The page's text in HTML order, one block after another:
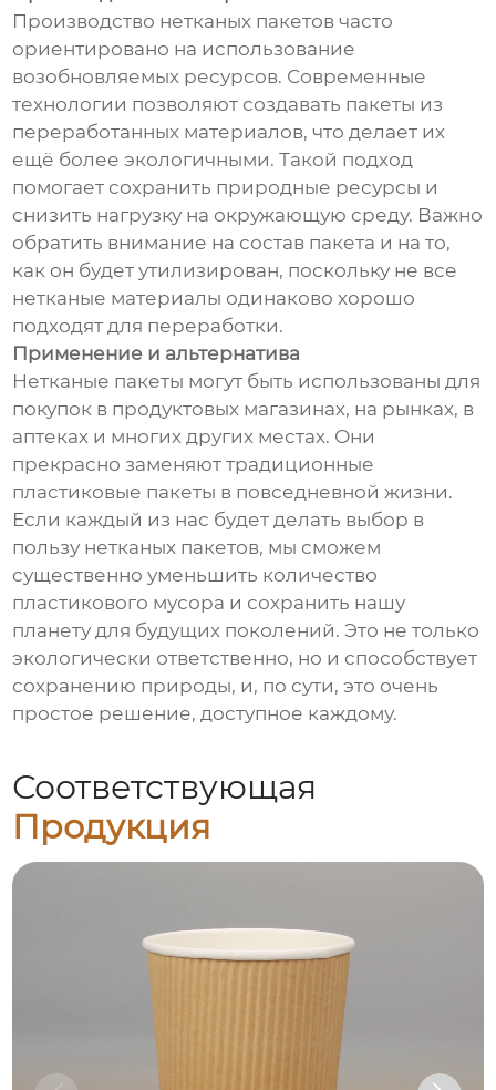
Производство нетканых пакетов часто
ориентировано на использование
возобновляемых ресурсов. Современные
технологии позволяют создавать пакеты из
переработанных материалов, что делает их
ещё более экологичными. Такой подход
помогает сохранить природные ресурсы и
снизить нагрузку на окружающую среду. Важно
обратить внимание на состав пакета и на то,
как он будет утилизирован, поскольку не все
нетканые материалы одинаково хорошо
подходят для переработки.
Применение и альтернатива
Нетканые пакеты могут быть использованы для
покупок в продуктовых магазинах, на рынках, в
аптеках и многих других местах. Они
прекрасно заменяют традиционные
пластиковые пакеты в повседневной жизни.
Если каждый из нас будет делать выбор в
пользу нетканых пакетов, мы сможем
существенно уменьшить количество
пластикового мусора и сохранить нашу
планету для будущих поколений. Это не только
экологически ответственно, но и способствует
сохранению природы, и, по сути, это очень
простое решение, доступное каждому.
Соответствующая
Продукция